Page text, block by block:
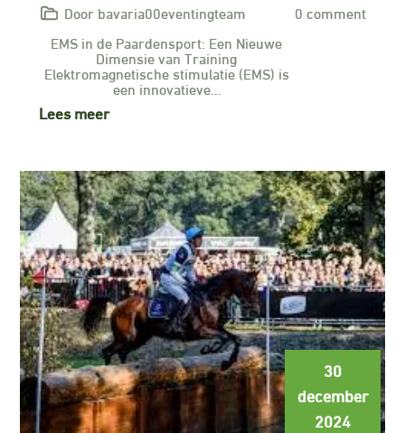
Door bavaria00eventingteam
0 comment
EMS in de Paardensport: Een Nieuwe
Dimensie van Training
Elektromagnetische stimulatie (EMS) is
een innovatieve…
Lees meer
30
december
2024